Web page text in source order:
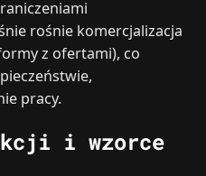
rośnie komercjalizacja
z ofertami), co
pracy.
i wzorce